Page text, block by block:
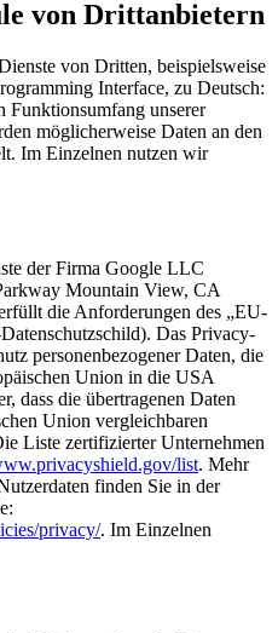
von Drittanbietern
von Dritten, beispielsweise
Interface, zu Deutsch:
Funktionsumfang unserer
möglicherweise Daten an den
Im Einzelnen nutzen wir
der Firma Google LLC
Mountain View, CA
die Anforderungen des „EU-
Das Privacy-
personenbezogener Daten, die
Union in die USA
dass die übertragenen Daten
Union vergleichbaren
Liste zertifizierter Unternehmen
list. Mehr
finden Sie in der
privacy/. Im Einzelnen